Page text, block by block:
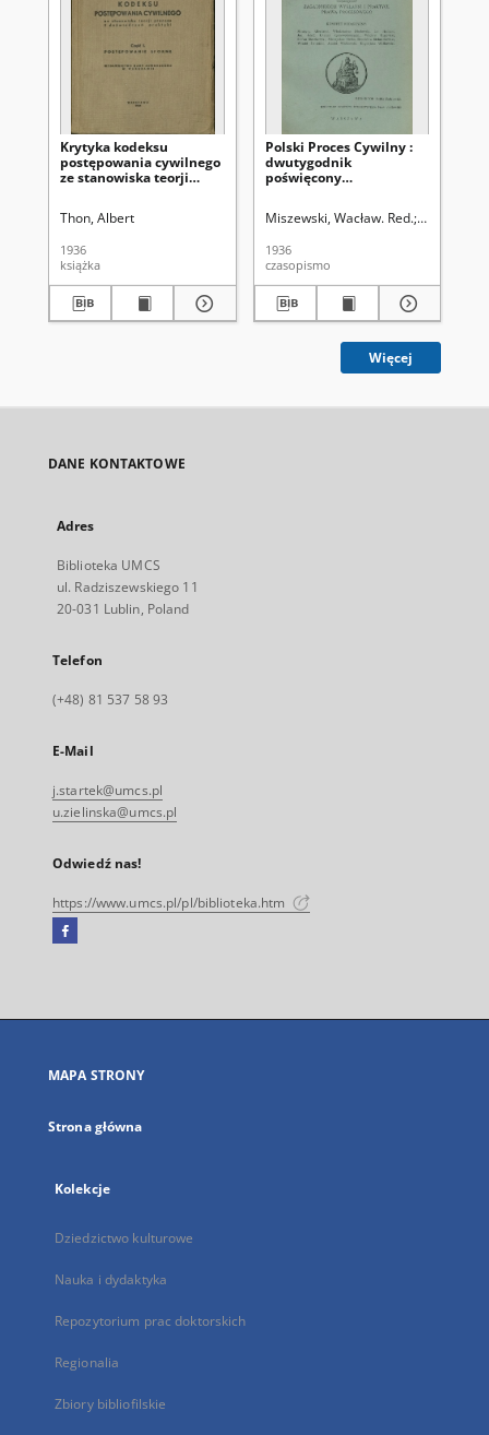
Krytyka kodeksu
postępowania cywilnego
ze stanowiska teorji
Postępowanie sporne
Thon, Albert
1936
książka
Polski Proces Cywilny :
dwutygodnik
poświęcony
procesowego. R. 4, Nr 5-6
Miszewski, Wacław. Red.
1936
czasopismo
Więcej
DANE KONTAKTOWE
Adres
Biblioteka UMCS
ul. Radziszewskiego 11
20-031 Lublin, Poland
Telefon
(+48) 81 537 58 93
E-Mail
j.startek@umcs.pl
u.zielinska@umcs.pl
Odwiedź nas!
https://www.umcs.pl/pl/biblioteka.htm
Facebook
się
karcie
MAPA STRONY
Strona główna
Kolekcje
Dziedzictwo kulturowe
Nauka i dydaktyka
Repozytorium prac doktorskich
Regionalia
Zbiory bibliofilskie